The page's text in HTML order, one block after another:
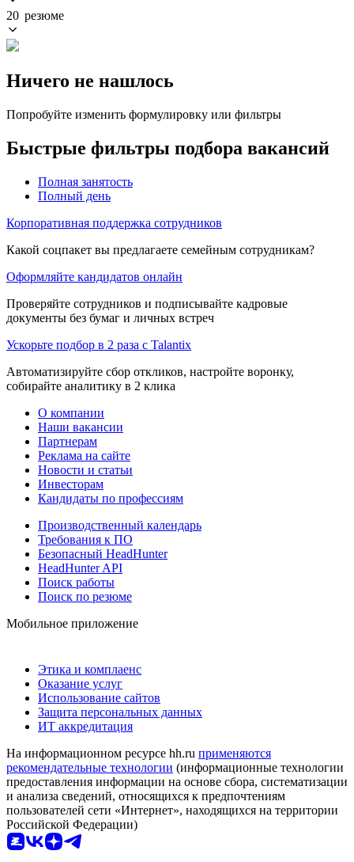
20 резюме
Ничего не нашлось
Попробуйте изменить формулировку или фильтры
Быстрые фильтры подбора вакансий
Полная занятость
Полный день
Корпоративная поддержка сотрудников
Какой соцпакет вы предлагаете семейным сотрудникам?
Оформляйте кандидатов онлайн
Проверяйте сотрудников и подписывайте кадровые
документы без бумаг и личных встреч
Ускорьте подбор в 2 раза с Talantix
Автоматизируйте сбор откликов, настройте воронку,
собирайте аналитику в 2 клика
О компании
Наши вакансии
Партнерам
Реклама на сайте
Новости и статьи
Инвесторам
Кандидаты по профессиям
Производственный календарь
Требования к ПО
Безопасный HeadHunter
HeadHunter API
Поиск работы
Поиск по резюме
Мобильное приложение
Этика и комплаенс
Оказание услуг
Использование сайтов
Защита персональных данных
ИТ аккредитация
На информационном ресурсе hh.ru применяются
рекомендательные технологии (информационные технологии
предоставления информации на основе сбора, систематизации
и анализа сведений, относящихся к предпочтениям
пользователей сети «Интернет», находящихся на территории
Российской Федерации)